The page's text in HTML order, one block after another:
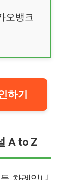
오뱅크
하기
A to Z